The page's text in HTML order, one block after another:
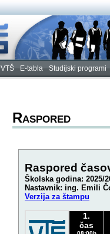
VTŠ E-tabla Studijski programi
Raspored
Raspored
Školska godina: 2025/
Nastavnik: ing. Emili
Verzija za štampu
1.
čas